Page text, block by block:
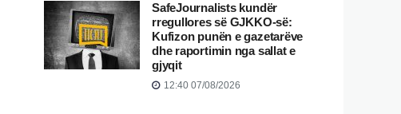
SafeJournalists kundër
rregullores së GJKKO-së:
Kufizon punën e gazetarëve
dhe raportimin nga sallat e
gjyqit
12:40 07/08/2026